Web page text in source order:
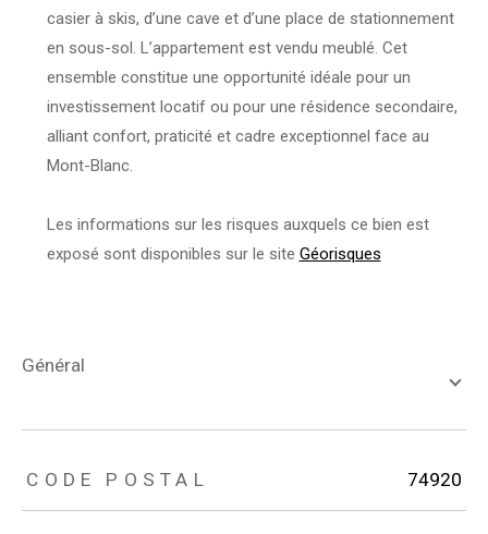
casier à skis, d’une cave et d’une place de stationnement
en sous-sol. L’appartement est vendu meublé. Cet
ensemble constitue une opportunité idéale pour un
investissement locatif ou pour une résidence secondaire,
alliant confort, praticité et cadre exceptionnel face au
Mont-Blanc.
Les informations sur les risques auxquels ce bien est
exposé sont disponibles sur le site Géorisques
général
TRAD_ZEPHYR_Caracteristique TRAD_ZEPHYR_Valeurs
CODE POSTAL 74920